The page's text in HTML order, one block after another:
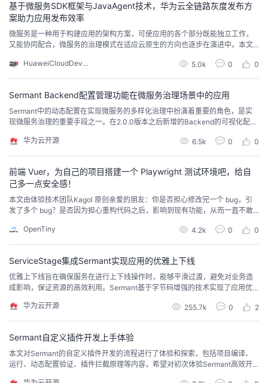
基于微服务SDK框架与JavaAgent技术，华为云全链路灰度发布方
案助力应用发布效率
微服务是一种用于构建应用的架构方案，可使应用的各个部分既能独立工作，
又能协同配合，微服务的治理模式在适应云原生的方向也逐步在演进中。本文
服务SDK框架与JavaAgent技术的全链路灰度发布，整体方案能够有效提升微
服务应用发布的效率。
HuaweiCloudDeveloper 5.0k 0 0
Sermant Backend配置管理功能在微服务治理场景中的应用
Sermant中的动态配置在实现微服务的多样化治理中扮演着重要的角色，是实
现微服务治理的重要手段之一。在2.0.0版本之后新增的Backend的可视化配置
变成了观测和管控一体化的平台，提升了Sermant使用者的服务治理体验
华为云开源 6.5k 0 0
前端 Vuer，为自己的项目搭建一个 Playwright 测试环境吧，给自
己多一点安全感！
本文由体验技术团队Kagol 原创亲爱的朋友：你是否担心修改完一个 bug，引
发了多个 bug？是否因为担心重构代码之后，影响到现有功能，从而一直不敢
影响到其他模块的功能，从而花大量时间反复进行手工测试，确保万无一失，
却依然在上线前，胆战心惊、如履薄冰？如果你有以上困扰，推荐大家使用一
OpenTiny 4.2k 0 0
ServiceStage集成Sermant实现应用的优雅上下线
优雅上下线旨在确保服务在进行上下线操作时，能够平滑过渡，避免对业务造
成影响，保证资源的高效利用。Sermant基于字节码增强的技术实现了应用优
在进行持续发布时实现无侵入式地优雅上下线。
华为云开源 255.7k 0 2
Sermant自定义插件开发上手体验
本文对Sermant的自定义插件开发的流程进行了体验和探索，包括项目编译、
运行、动态配置验证、插件拦截原理等内容，希望对初次体验Sermant高效开